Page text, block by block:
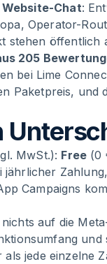
Website-Chat:
Operator-
stehen
205
bei Lime
Paketpreis, und
MwSt.): Free (0
Campaigns
auf die
und
jede einzelne